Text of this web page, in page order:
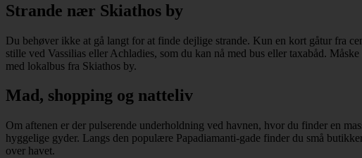
Strande nær Skiathos by
Du behøver ikke at gå langt for at finde dejlige strande. Kun en kort gåtur fra
stille ved Vassilias eller Achladies, som du kan nå med bus eller taxabåd.
med lokalbus fra Skiathos by.
Mad, shopping og natteliv
Om aftenen er der pulserende underholdning ved havnen, hvor du finder en
hyggelige gyder. Langs den populære Papadiamanti-gade finder du små
over havet.